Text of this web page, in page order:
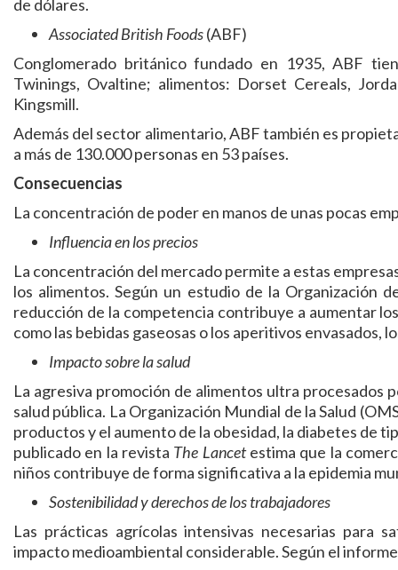
de dólares.
Associated British Foods(ABF)
Conglomerado británico fundado en 1935, ABF
Twinings, Ovaltine; alimentos: Dorset Cereals,
Kingsmill.
Además del sector alimentario, ABF también es
a más de 130.000 personas en 53 países.
Consecuencias
La concentración de poder en manos de unas pocas
Influencia en los precios
La concentración del mercado permite a estas
los alimentos. Según un estudio de la Organización
reducción de la competencia contribuye a aumentar
como las bebidas gaseosas o los aperitivos envasados,
Impacto sobre la salud
La agresiva promoción de alimentos ultra procesados
salud pública. La Organización Mundial de la Salud
productos y el aumento de la obesidad, la diabetes de
publicado en la revista The Lancetestima que la
niños contribuye de forma significativa a la epidemia
Sostenibilidad y derechos de los trabajadores
Las prácticas agrícolas intensivas necesarias para
impacto medioambiental considerable. Según el